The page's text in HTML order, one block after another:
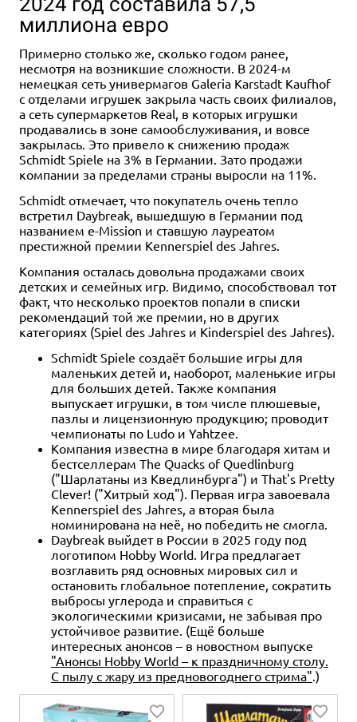
миллиона евро
Примерно столько же, сколько годом ранее,
несмотря на возникшие сложности. В 2024-м
немецкая сеть универмагов Galeria Karstadt Kaufhof
с отделами игрушек закрыла часть своих филиалов,
а сеть супермаркетов Real, в которых игрушки
продавались в зоне самообслуживания, и вовсе
закрылась. Это привело к снижению продаж
Schmidt Spiele на 3% в Германии. Зато продажи
компании за пределами страны выросли на 11%.
Schmidt отмечает, что покупатель очень тепло
встретил Daybreak, вышедшую в Германии под
названием e-Mission и ставшую лауреатом
престижной премии Kennerspiel des Jahres.
Компания осталась довольна продажами своих
детских и семейных игр. Видимо, способствовал тот
факт, что несколько проектов попали в списки
рекомендаций той же премии, но в других
категориях (Spiel des Jahres и Kinderspiel des Jahres).
Schmidt Spiele создаёт большие игры для
маленьких детей и, наоборот, маленькие игры
для больших детей. Также компания
выпускает игрушки, в том числе плюшевые,
пазлы и лицензионную продукцию; проводит
чемпионаты по Ludo и Yahtzee.
Компания известна в мире благодаря хитам и
бестселлерам The Quacks of Quedlinburg
("Шарлатаны из Кведлинбурга") и That's Pretty
Clever! ("Хитрый ход"). Первая игра завоевала
Kennerspiel des Jahres, а вторая была
номинирована на неё, но победить не смогла.
Daybreak выйдет в России в 2025 году под
логотипом Hobby World. Игра предлагает
возглавить ряд основных мировых сил и
остановить глобальное потепление, сократить
выбросы углерода и справиться с
экологическими кризисами, не забывая про
устойчивое развитие. (Ещё больше
интересных анонсов – в новостном выпуске
"Анонсы Hobby World – к праздничному столу.
С пылу с жару из предновогоднего стрима".)